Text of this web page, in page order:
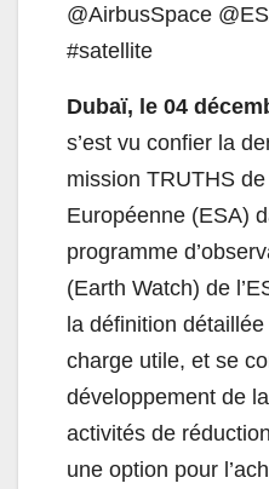
@AirbusSpace
#satellite
Dubaï, le 04
s’est vu confier la
mission TRUTHS
Européenne (ESA)
programme
(Earth Watch) de
la définition
charge utile, et se
développement de
activités de
une option pour